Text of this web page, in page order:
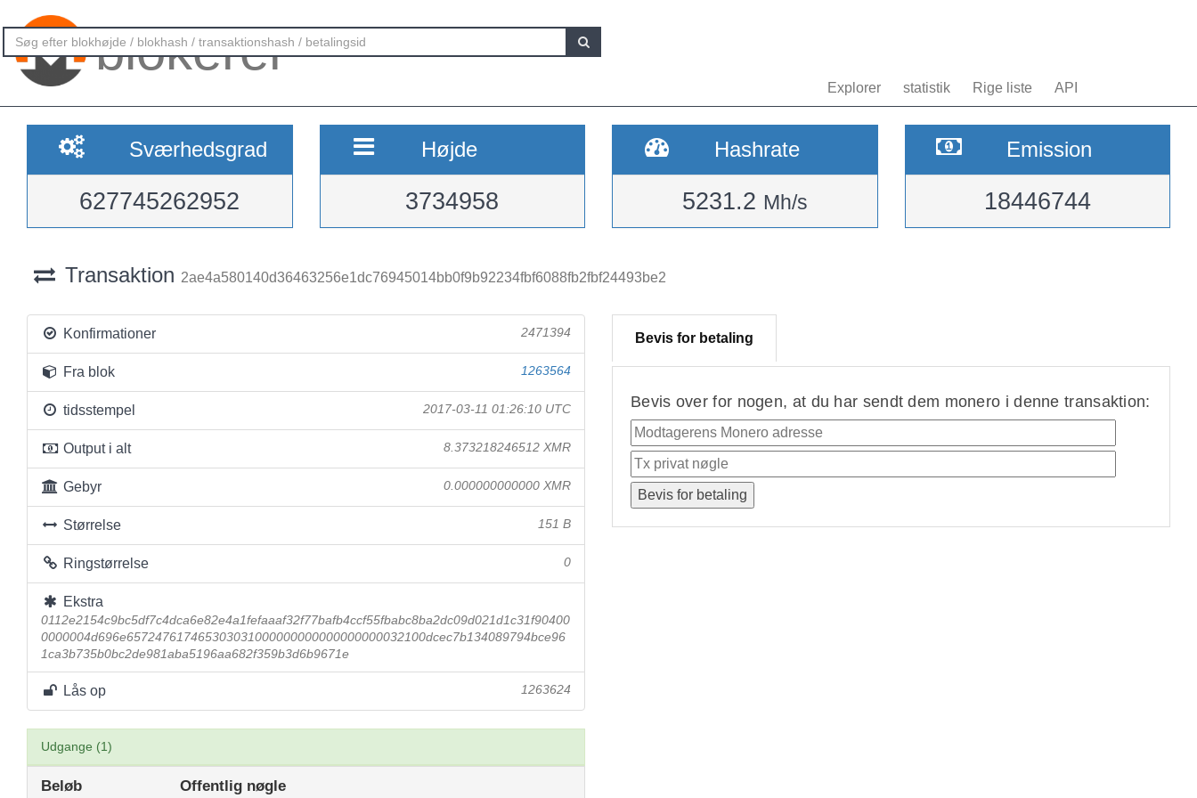
blokerer
Explorer statistik Rige liste API
Sværhedsgrad
627745262952
Højde
3734958
Hashrate
5231.2 Mh/s
Emission
18446744
Transaktion 2ae4a580140d36463256e1dc76945014bb0f9b92234fbf6088fb2fbf24493be2
Konfirmationer 2471394
Fra blok 1263564
tidsstempel 2017-03-11 01:26:10 UTC
Output i alt 8.373218246512 XMR
Gebyr 0.000000000000 XMR
Størrelse 151 B
Ringstørrelse 0
Ekstra
0112e2154c9bc5df7c4dca6e82e4a1fefaaaf32f77bafb4ccf55fbabc8ba2dc09d021d1c31f90400
0000004d696e657247617465303031000000000000000000032100dcec7b134089794bce96
1ca3b735b0bc2de981aba5196aa682f359b3d6b9671e
Lås op 1263624
Bevis for betaling
Bevis over for nogen, at du har sendt dem monero i denne transaktion:
Udgange (1)
Beløb Offentlig nøgle